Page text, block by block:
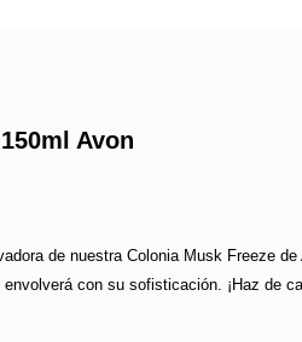
Avon
de nuestra Colonia Musk Freeze
con su sofisticación. ¡Haz de